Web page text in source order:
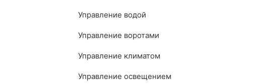
Управление водой
Управление воротами
Управление климатом
Управление освещением